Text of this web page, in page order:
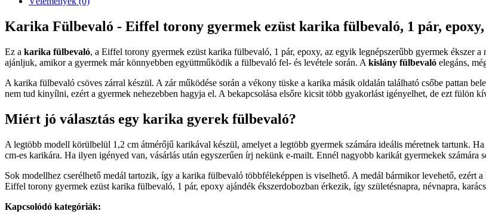
Karika Fülbevaló - Eiffel torony gyermek ezüst karika fülbevaló, 1 pár,
Ez a karika fülbevaló, a Eiffel torony gyermek ezüst karika fülbevaló, 1 pár, epoxy, az egyik legnépszerűbb gyermek ékszer
ajánljuk, amikor a gyermek már könnyebben együttműködik a fülbevaló fel- és levétele során. A kislány fülbevaló elegáns,
A karika fülbevaló csöves zárral készül. A zár működése során a vékony tüske a karika másik oldalán található csőbe pattan
nem tud kinyílni, ezért a gyermek nehezebben hagyja el. A bekapcsolása elsőre kicsit több gyakorlást igényelhet, de ezt fülön
Miért jó választás egy karika gyerek fülbevaló?
A legtöbb modell körülbelül 1,2 cm átmérőjű karikával készül, amelyet a legtöbb gyermek számára ideális méretnek tartunk.
cm-es karikára. Ha ilyen igényed van, vásárlás után egyszerűen írj nekünk e-mailt. Ennél nagyobb karikát gyermekek számára
Sok modellhez cserélhető medál tartozik, így a karika fülbevaló többféleképpen is viselhető. A medál bármikor levehető, ezért
Eiffel torony gyermek ezüst karika fülbevaló, 1 pár, epoxy ajándék ékszerdobozban érkezik, így születésnapra, névnapra,
Kapcsolódó kategóriák: